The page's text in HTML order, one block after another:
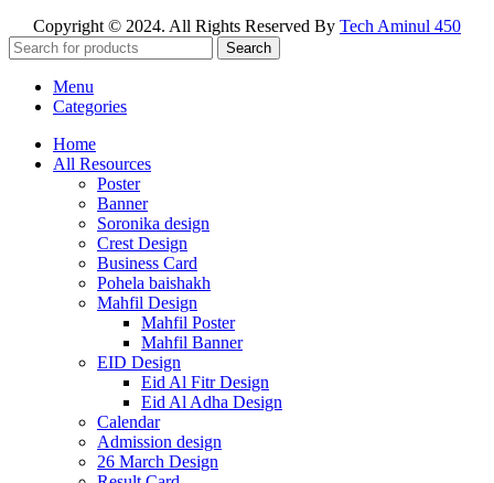
Copyright © 2024. All Rights Reserved By Tech Aminul 450
Search
Menu
Categories
Home
All Resources
Poster
Banner
Soronika design
Crest Design
Business Card
Pohela baishakh
Mahfil Design
Mahfil Poster
Mahfil Banner
EID Design
Eid Al Fitr Design
Eid Al Adha Design
Calendar
Admission design
26 March Design